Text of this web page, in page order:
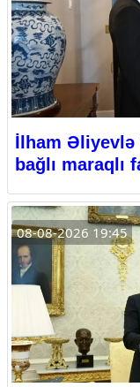
İlham Əliyevlə
bağlı maraqlı
08-08-2026 19:45